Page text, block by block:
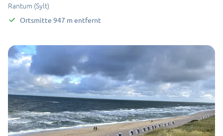
Rantum (Sylt)
Ortsmitte 947 m entfernt